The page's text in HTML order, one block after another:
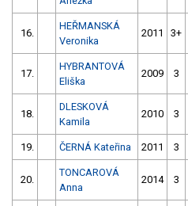
16.
HEŘMANSKÁ
Veronika
2011 3+
17.
HYBRANTOVÁ
Eliška
2009 3
18.
DLESKOVÁ
Kamila
2010 3
19. ČERNÁ Kateřina 2011 3
20.
TONCAROVÁ
Anna
2014 3